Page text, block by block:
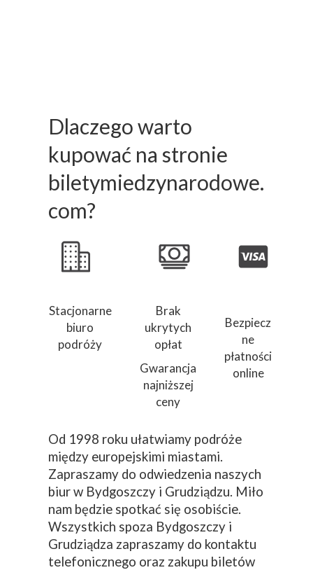
Bezpiecz
ne
płatności
online
Brak
ukrytych
opłat
Gwarancja
najniższej
ceny
Stacjonarne
biuro
podróży
Dlaczego warto
kupować na stronie
biletymiedzynarodowe.
com?
Od 1998 roku ułatwiamy podróże
między europejskimi miastami.
Zapraszamy do odwiedzenia naszych
biur w Bydgoszczy i Grudziądzu. Miło
nam będzie spotkać się osobiście.
Wszystkich spoza Bydgoszczy i
Grudziądza zapraszamy do kontaktu
telefonicznego oraz zakupu biletów